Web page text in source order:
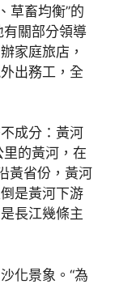
草畜均衡”的
關部分領導
家庭旅店，
出務工，全
成分：黃河
的黃河，在
黃省份，黃河
是黃河下游
長江幾條主
化景象。“為